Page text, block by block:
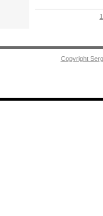
Copyright